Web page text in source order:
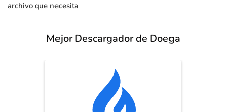
archivo que necesita
Mejor Descargador de Doega